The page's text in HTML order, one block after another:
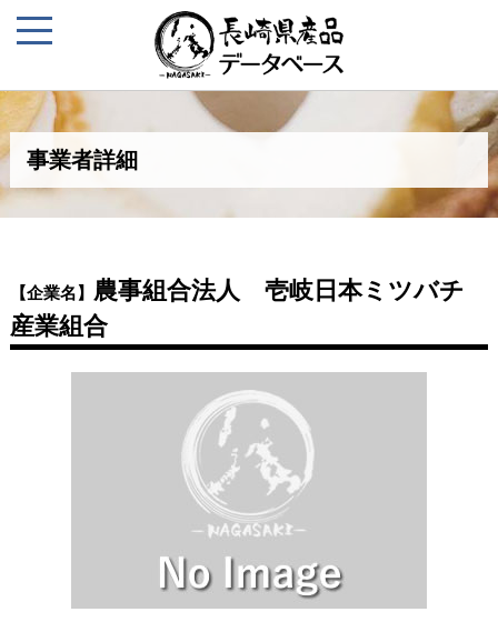
事業者詳細
【企業名】 農事組合法人 壱岐日本ミツバチ
産業組合